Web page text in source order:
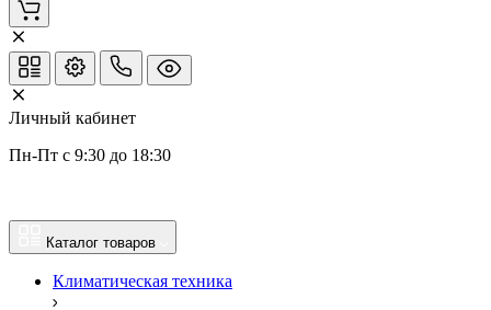
Личный кабинет
Пн-Пт с 9:30 до 18:30
Каталог товаров
Климатическая техника